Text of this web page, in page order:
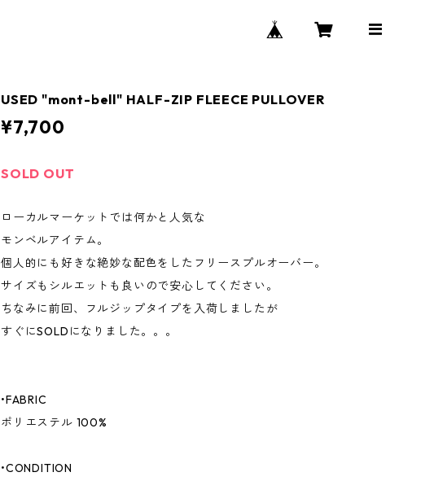
USED "mont-bell" HALF-ZIP FLEECE PULLOVER
¥7,700
SOLD OUT
ローカルマーケットでは何かと人気な
モンベルアイテム。
個人的にも好きな絶妙な配色をしたフリースプルオーバー。
サイズもシルエットも良いので安心してください。
ちなみに前回、フルジップタイプを入荷しましたが
すぐにSOLDになりました。。。
•FABRIC
ポリエステル 100%
•CONDITION